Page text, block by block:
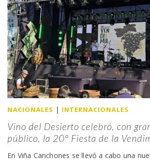
NACIONALES | INTERNACIONALES
Vino del Desierto celebró, con
público, la 20° Fiesta de la
En Viña Canchones se llevó a cabo una